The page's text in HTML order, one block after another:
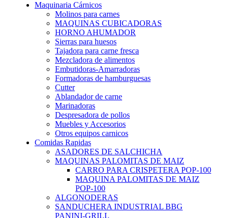
Maquinaria Cárnicos
Molinos para carnes
MAQUINAS CUBICADORAS
HORNO AHUMADOR
Sierras para huesos
Tajadora para carne fresca
Mezcladora de alimentos
Embutidoras-Amarradoras
Formadoras de hamburguesas
Cutter
Ablandador de carne
Marinadoras
Despresadora de pollos
Muebles y Accesorios
Otros equipos carnicos
Comidas Rapidas
ASADORES DE SALCHICHA
MAQUINAS PALOMITAS DE MAIZ
CARRO PARA CRISPETERA POP-100
MAQUINA PALOMITAS DE MAIZ
POP-100
ALGONODERAS
SANDUCHERA INDUSTRIAL BBG
PANINI-GRILL